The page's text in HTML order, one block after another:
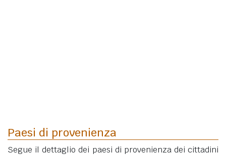
Paesi di provenienza
Segue il dettaglio dei paesi di provenienza dei cittadini